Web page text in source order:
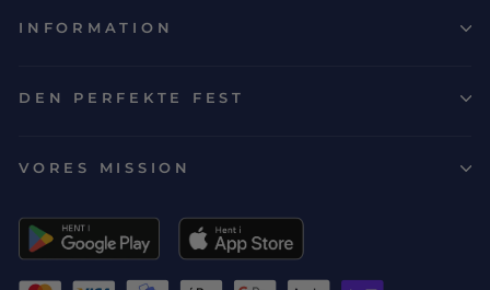
INFORMATION
DEN PERFEKTE FEST
VORES MISSION